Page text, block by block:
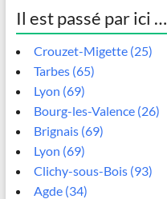
Il est passé par ici …
Crouzet-Migette (25)
Tarbes (65)
Lyon (69)
Bourg-les-Valence (26)
Brignais (69)
Lyon (69)
Clichy-sous-Bois (93)
Agde (34)